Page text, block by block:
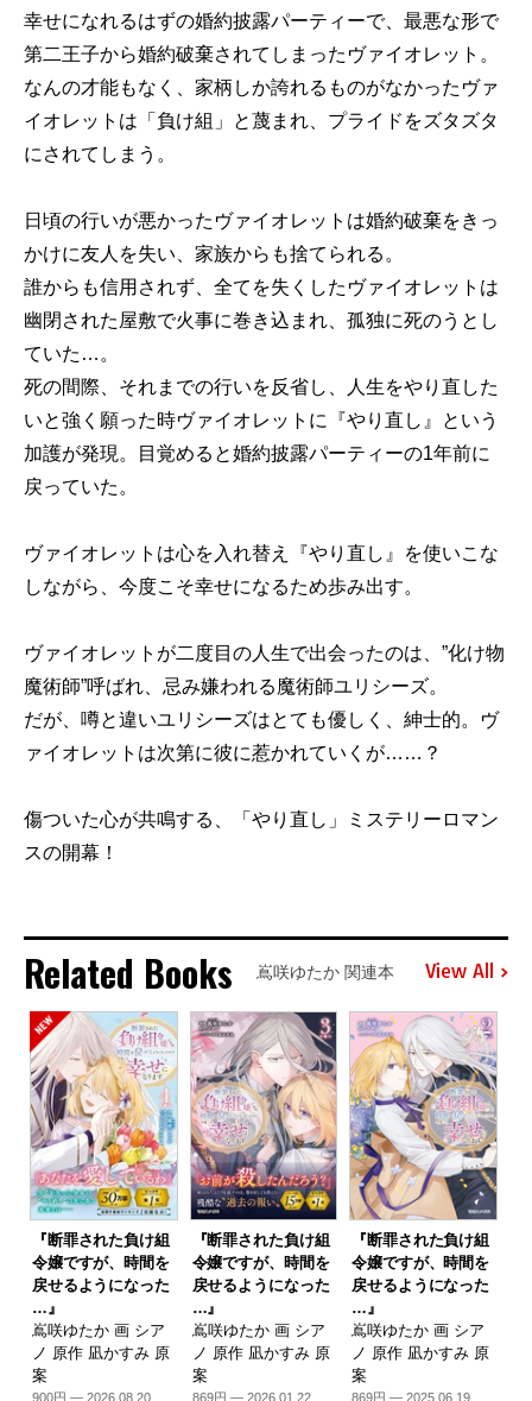
幸せになれるはずの婚約披露パーティーで、最悪な形で
第二王子から婚約破棄されてしまったヴァイオレット。
なんの才能もなく、家柄しか誇れるものがなかったヴァ
イオレットは「負け組」と蔑まれ、プライドをズタズタ
にされてしまう。
日頃の行いが悪かったヴァイオレットは婚約破棄をきっ
かけに友人を失い、家族からも捨てられる。
誰からも信用されず、全てを失くしたヴァイオレットは
幽閉された屋敷で火事に巻き込まれ、孤独に死のうとし
ていた…。
死の間際、それまでの行いを反省し、人生をやり直した
いと強く願った時ヴァイオレットに『やり直し』という
加護が発現。目覚めると婚約披露パーティーの1年前に
戻っていた。
ヴァイオレットは心を入れ替え『やり直し』を使いこな
しながら、今度こそ幸せになるため歩み出す。
ヴァイオレットが二度目の人生で出会ったのは、”化け物
魔術師”呼ばれ、忌み嫌われる魔術師ユリシーズ。
だが、噂と違いユリシーズはとても優しく、紳士的。ヴ
ァイオレットは次第に彼に惹かれていくが……？
傷ついた心が共鳴する、「やり直し」ミステリーロマン
スの開幕！
Related Books 嶌咲ゆたか 関連本 View All
『断罪された負け組
令嬢ですが、時間を
戻せるようになった
…』
嶌咲ゆたか 画 シア
ノ 原作 凪かすみ 原
案
900円 — 2026.08.20
『断罪された負け組
令嬢ですが、時間を
戻せるようになった
…』
嶌咲ゆたか 画 シア
ノ 原作 凪かすみ 原
案
869円 — 2026.01.22
『断罪された負け組
令嬢ですが、時間を
戻せるようになった
…』
嶌咲ゆたか 画 シア
ノ 原作 凪かすみ 原
案
869円 — 2025.06.19